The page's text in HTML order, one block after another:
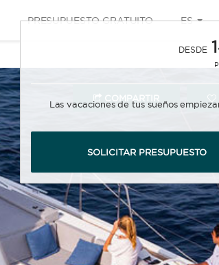
PRESUPUESTO GRATUITO ES
COMPARTIR
DESDE
Las vacaciones de tus sueños
SOLICITAR PRESUPUESTO